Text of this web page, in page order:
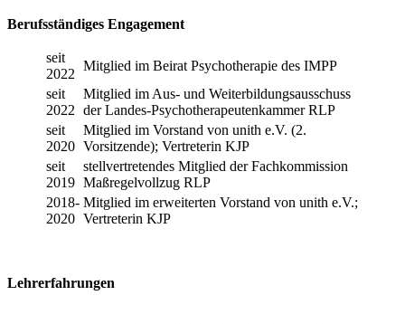
Berufsständiges Engagement
seit
2022
Mitglied im Beirat Psychotherapie des IMPP
seit
2022
Mitglied im Aus- und Weiterbildungsausschuss
der Landes-Psychotherapeutenkammer RLP
seit
2020
Mitglied im Vorstand von unith e.V. (2.
Vorsitzende); Vertreterin KJP
seit
2019
stellvertretendes Mitglied der Fachkommission
Maßregelvollzug RLP
2018-
2020
Mitglied im erweiterten Vorstand von unith e.V.;
Vertreterin KJP
Lehrerfahrungen